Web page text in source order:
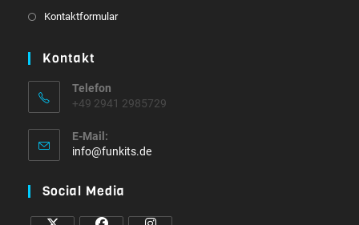
Kontaktformular
Kontakt
Telefon
+49 2941 2985729
E-Mail:
info@funkits.deOpens
Social Media